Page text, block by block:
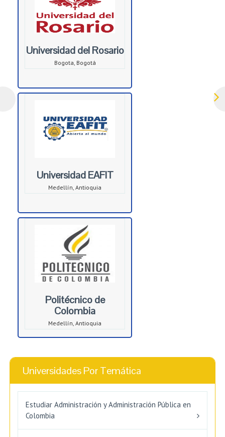
Universidad del Rosario
Bogota, Bogotá
Universidad EAFIT
Medellín, Antioquia
Politécnico de
Colombia
Medellín, Antioquia
Universidades Por Temática
Estudiar Administración y Administración Pública en
Colombia